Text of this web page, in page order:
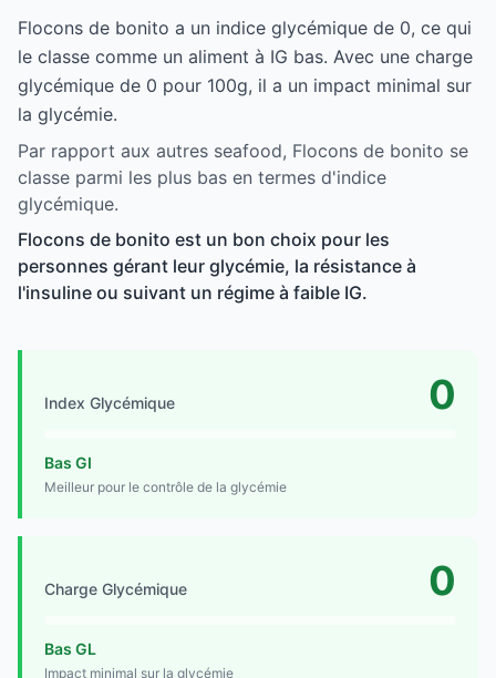
Flocons de bonito a un indice glycémique de 0, ce qui
le classe comme un aliment à IG bas. Avec une charge
glycémique de 0 pour 100g, il a un impact minimal sur
la glycémie.
Par rapport aux autres seafood, Flocons de bonito se
classe parmi les plus bas en termes d'indice
glycémique.
Flocons de bonito est un bon choix pour les
personnes gérant leur glycémie, la résistance à
l'insuline ou suivant un régime à faible IG.
Index Glycémique 0
Bas GI
Meilleur pour le contrôle de la glycémie
Charge Glycémique 0
Bas GL
Impact minimal sur la glycémie